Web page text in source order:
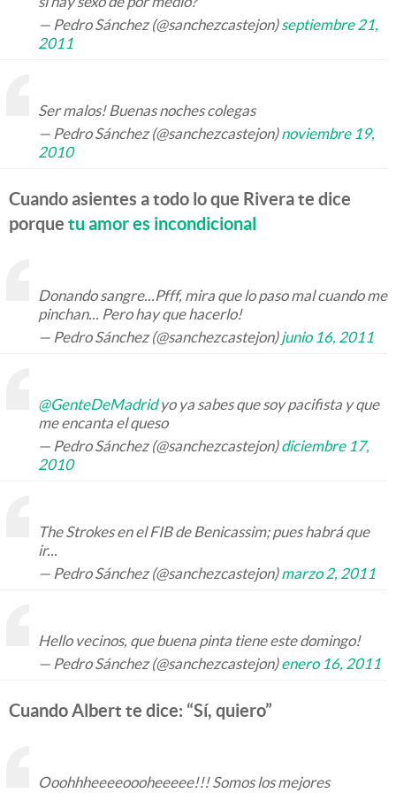
— Pedro Sánchez (@sanchezcastejon)septiembre 21,
2011
Ser malos! Buenas noches colegas
— Pedro Sánchez (@sanchezcastejon)noviembre 19,
2010
Cuando asientes a todo lo que Rivera te dice
porque tu amor es incondicional
Donando sangre...Pfff, mira que lo paso mal cuando me
pinchan... Pero hay que hacerlo!
— Pedro Sánchez (@sanchezcastejon)junio 16, 2011
@GenteDeMadridyo ya sabes que soy pacifista y que
me encanta el queso
— Pedro Sánchez (@sanchezcastejon)diciembre 17,
2010
The Strokes en el FIB de Benicassim; pues habrá que
ir...
— Pedro Sánchez (@sanchezcastejon)marzo 2, 2011
Hello vecinos, que buena pinta tiene este domingo!
— Pedro Sánchez (@sanchezcastejon)enero 16, 2011
Cuando Albert te dice: “Sí, quiero”
Ooohhheeeeoooheeeee!!! Somos los mejores